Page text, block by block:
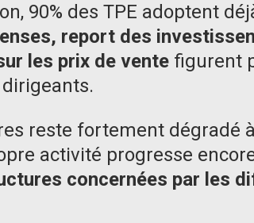
90% des TPE adoptent
report des
les prix de ventefigurent
reste fortement dégradé
activité progresse
concernées par les